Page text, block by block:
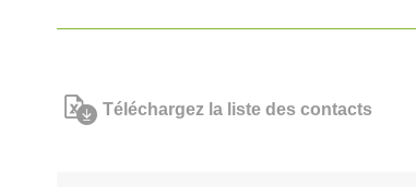
Téléchargez la liste des contacts